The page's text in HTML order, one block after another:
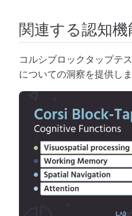
関連する認知機
コルシブロックタップテ
についての洞察を提供しま